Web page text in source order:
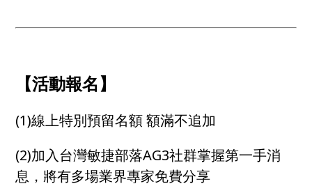
【活動報名】
(1)線上特別預留名額 額滿不追加
(2)加入台灣敏捷部落AG3社群掌握第一手消
息，將有多場業界專家免費分享